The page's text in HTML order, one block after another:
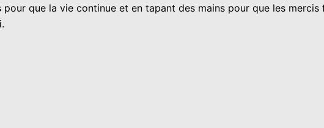
que la vie continue et en tapant des mains pour que les mercis